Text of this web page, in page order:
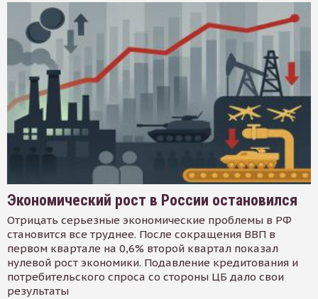
Экономический рост в России остановился
Отрицать серьезные экономические проблемы в РФ
становится все труднее. После сокращения ВВП в
первом квартале на 0,6% второй квартал показал
нулевой рост экономики. Подавление кредитования и
потребительского спроса со стороны ЦБ дало свои
результаты